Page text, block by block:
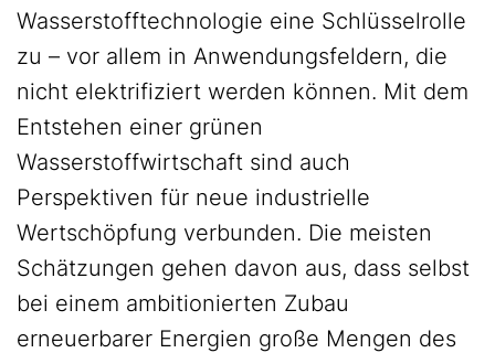
Wasserstofftechnologie eine Schlüsselrolle
zu – vor allem in Anwendungsfeldern, die
nicht elektrifiziert werden können. Mit dem
Entstehen einer grünen
Wasserstoffwirtschaft sind auch
Perspektiven für neue industrielle
Wertschöpfung verbunden. Die meisten
Schätzungen gehen davon aus, dass selbst
bei einem ambitionierten Zubau
erneuerbarer Energien große Mengen des